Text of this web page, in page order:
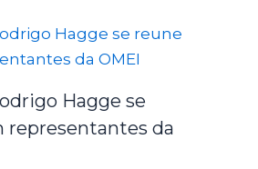
Hagge se
representantes da